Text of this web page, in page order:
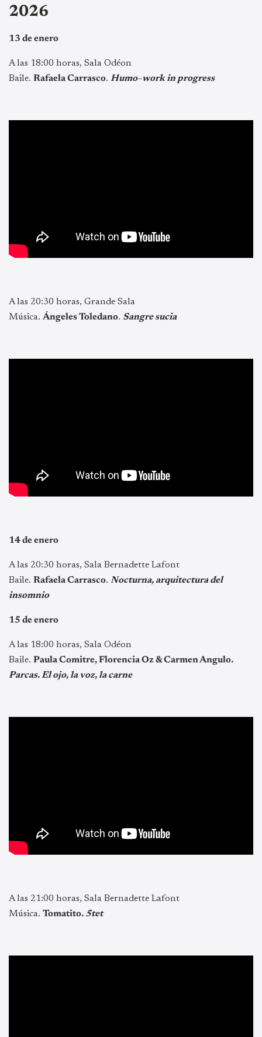
2026
13 de enero
A las 18:00 horas, Sala Odéon
Baile. Rafaela Carrasco. Humo–work in progress
A las 20:30 horas, Grande Sala
Música. Ángeles Toledano. Sangre sucia
14 de enero
A las 20:30 horas, Sala Bernadette Lafont
Baile. Rafaela Carrasco. Nocturna, arquitectura del
insomnio
15 de enero
A las 18:00 horas, Sala Odéon
Baile. Paula Comitre, Florencia Oz & Carmen Angulo.
Parcas. El ojo, la voz, la carne
A las 21:00 horas, Sala Bernadette Lafont
Música. Tomatito. 5tet